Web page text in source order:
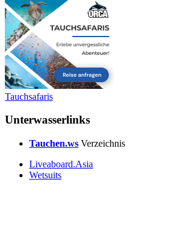
Tauchsafaris
Unterwasserlinks
Tauchen.ws Verzeichnis
Liveaboard.Asia
Wetsuits